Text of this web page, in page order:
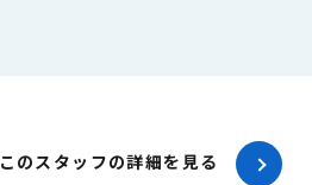
このスタッフの詳細を見る